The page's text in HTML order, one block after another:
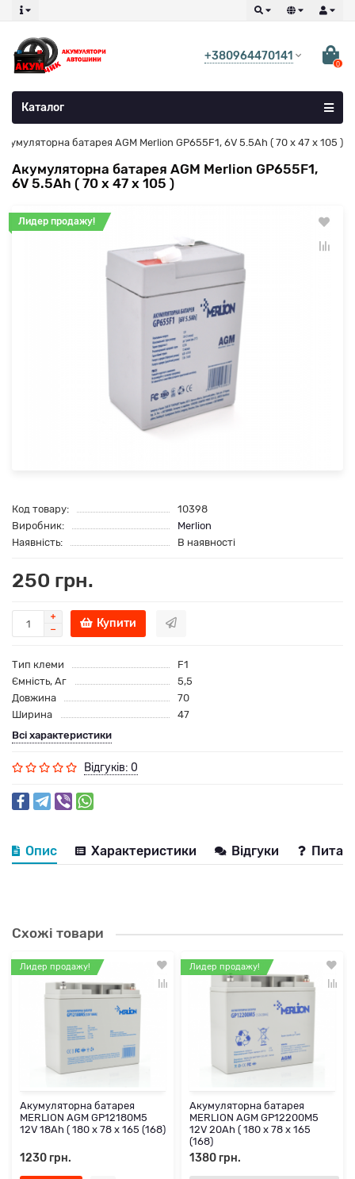
+380964470141
0
Каталог
батарея AGM Merlion GP655F1, 6V 5.5Ah ( 70 х 47 х 105 )
Акумуляторна батарея AGM Merlion GP655F1,
6V 5.5Ah ( 70 х 47 х 105 )
Лидер продажу!
Код товару:
10398
Виробник:
Merlion
Наявність:
В наявності
250 грн.
Купити
Тип клеми
F1
Ємність, Аг
5,5
Довжина
70
Ширина
47
Всі характеристики
Відгуків: 0
Опис Характеристики Відгуки
Схожі товари
Лидер продажу!
Акумуляторна батарея
MERLION AGM GP12180M5
12V 18Ah ( 180 x 78 x 165 (168)
1230 грн.
Лидер продажу!
Акумуляторна батарея
MERLION AGM GP12200M5
12V 20Ah ( 180 x 78 x 165
(168)
1380 грн.